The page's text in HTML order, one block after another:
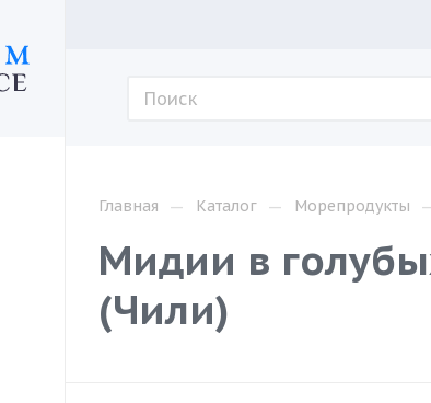
Главная — Каталог — Морепродукты
Мидии в
(Чили)